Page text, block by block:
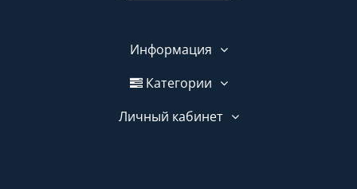
Информация
Категории
Личный кабинет